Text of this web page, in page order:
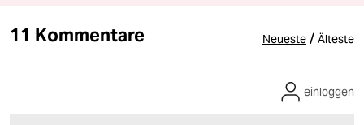
11 Kommentare Neueste / Älteste
einloggen